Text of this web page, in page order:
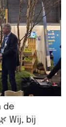
de
Wij, bij